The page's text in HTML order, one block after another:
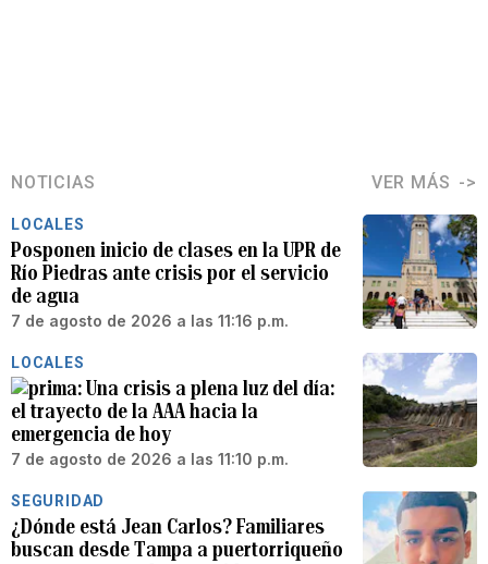
NOTICIAS VER MÁS
LOCALES
Posponen inicio de clases en la UPR de
Río Piedras ante crisis por el servicio
de agua
7 de agosto de 2026 a las 11:16 p.m.
LOCALES
Una crisis a plena luz del día:
el trayecto de la AAA hacia la
emergencia de hoy
7 de agosto de 2026 a las 11:10 p.m.
SEGURIDAD
¿Dónde está Jean Carlos? Familiares
buscan desde Tampa a puertorriqueño